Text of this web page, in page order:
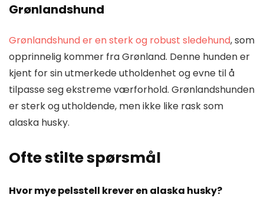
Grønlandshund
Grønlandshund er en sterk og robust sledehund, som
opprinnelig kommer fra Grønland. Denne hunden er
kjent for sin utmerkede utholdenhet og evne til å
tilpasse seg ekstreme værforhold. Grønlandshunden
er sterk og utholdende, men ikke like rask som
alaska husky.
Ofte stilte spørsmål
Hvor mye pelsstell krever en alaska husky?